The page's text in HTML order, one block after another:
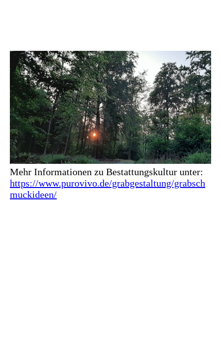
Mehr Informationen zu Bestattungskultur unter:
https://www.purovivo.de/grabgestaltung/grabsch
muckideen/